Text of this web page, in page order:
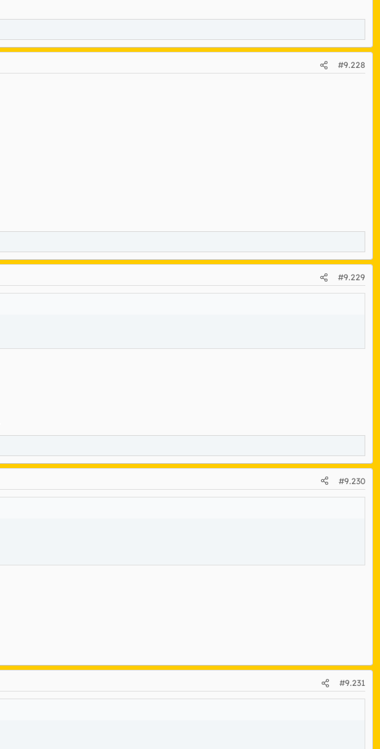
#9.228
#9.229
#9.230
#9.231